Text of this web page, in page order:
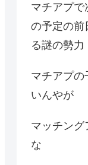
マチアプで
の予定の前
る謎の勢力
マチアプの
いんやが
マッチング
な